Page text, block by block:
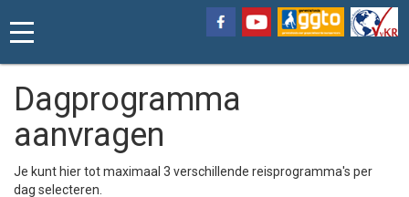
Dagprogramma
aanvragen
Je kunt hier tot maximaal 3 verschillende reisprogramma's per
dag selecteren.